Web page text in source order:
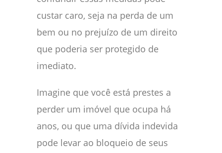
custar caro, seja na perda de um
bem ou no prejuízo de um direito
que poderia ser protegido de
imediato.
Imagine que você está prestes a
perder um imóvel que ocupa há
anos, ou que uma dívida indevida
pode levar ao bloqueio de seus